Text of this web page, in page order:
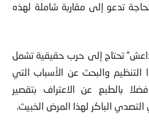
تدعو إلى مقاربة شاملة لهذه
تحتاج إلى حرب حقيقية تشمل
التنظيم والبحث عن الأسباب التي
بالطبع عن الاعتراف بتقصير
الباكر لهذا المرض الخبيث.